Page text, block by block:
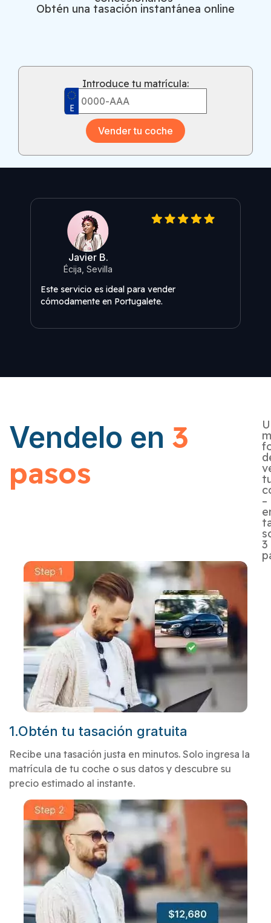
Obtén una tasación instantánea online
Introduce tu matrícula:
Vender tu coche
Javier B.
Écija, Sevilla
Este servicio es ideal para vender
cómodamente en Portugalete.
Vendelo en 3
pasos
–
3
1.Obtén tu tasación gratuita
Recibe una tasación justa en minutos. Solo ingresa la
matrícula de tu coche o sus datos y descubre su
precio estimado al instante.